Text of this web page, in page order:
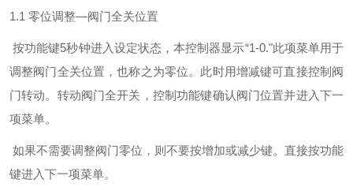
1.1 零位调整—阀门全关位置
按功能键5秒钟进入设定状态，本控制器显示“1-0."此项菜单用于
调整阀门全关位置，也称之为零位。此时用增减键可直接控制阀
门转动。转动阀门全开关，控制功能键确认阀门位置并进入下一
项菜单。
如果不需要调整阀门零位，则不要按增加或减少键。直接按功能
键进入下一项菜单。